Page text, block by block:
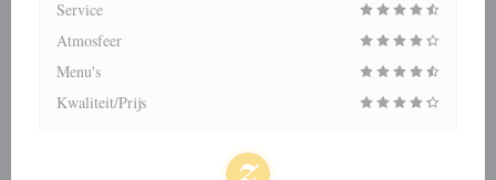
Service
Atmosfeer
Menu's
Kwaliteit/Prijs